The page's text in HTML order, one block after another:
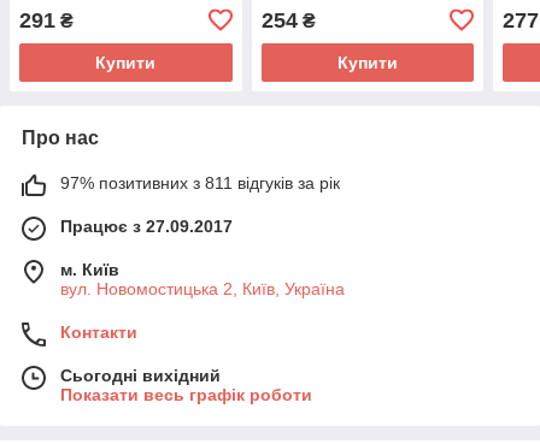
291 ₴
Купити
254₴
Купити
277
Про нас
97% позитивних з 811 відгуків за рік
Працює з 27.09.2017
м. Київ
вул. Новомостицька 2, Київ, Україна
Контакти
Сьогодні вихідний
Показати весь графік роботи